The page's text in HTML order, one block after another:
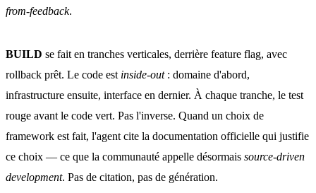
from-feedback.
BUILD se fait en tranches verticales, derrière feature flag, avec
rollback prêt. Le code est inside-out: domaine d'abord,
infrastructure ensuite, interface en dernier. À chaque tranche, le test
rouge avant le code vert. Pas l'inverse. Quand un choix de
framework est fait, l'agent cite la documentation officielle qui justifie
ce choix — ce que la communauté appelle désormais source-driven
development. Pas de citation, pas de génération.